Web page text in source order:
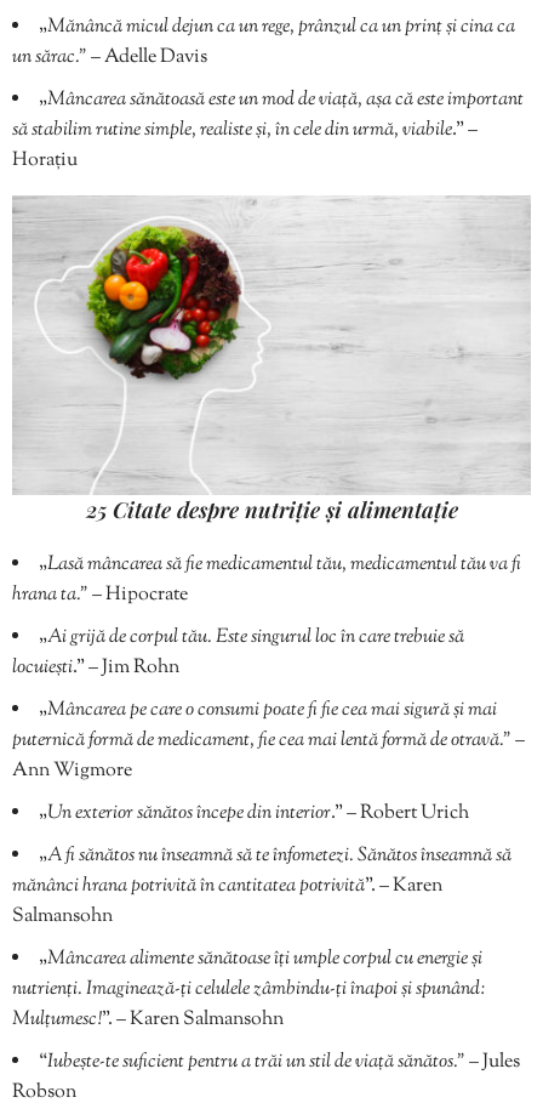
„Mănâncă micul dejun ca un rege, prânzul ca un prinț și cina ca
un sărac.”– Adelle Davis
„Mâncarea sănătoasă este un mod de viață, așa că este important
să stabilim rutine simple, realiste și, în cele din urmă, viabile.” –
Horaţiu
25 Citate despre nutriție și alimentație
„Lasă mâncarea să fie medicamentul tău, medicamentul tău va fi
hrana ta.”– Hipocrate
„Ai grijă de corpul tău. Este singurul loc în care trebuie să
locuiești.” – Jim Rohn
„Mâncarea pe care o consumi poate fi fie cea mai sigură și mai
puternică formă de medicament, fie cea mai lentă formă de otravă.”–
Ann Wigmore
„Un exterior sănătos începe din interior.” – Robert Urich
„A fi sănătos nu înseamnă să te înfometezi. Sănătos înseamnă să
mănânci hrana potrivită în cantitatea potrivită”. – Karen
Salmansohn
„Mâncarea alimente sănătoase îți umple corpul cu energie și
nutrienți. Imaginează-ți celulele zâmbindu-ți înapoi și spunând:
Mulțumesc!”. – Karen Salmansohn
“Iubește-te suficient pentru a trăi un stil de viață sănătos.”– Jules
Robson